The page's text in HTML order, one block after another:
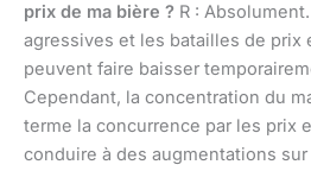
prix de ma bière ? R :
agressives et les batailles de prix
peuvent faire baisser
Cependant, la concentration du
terme la concurrence par les prix
conduire à des augmentations